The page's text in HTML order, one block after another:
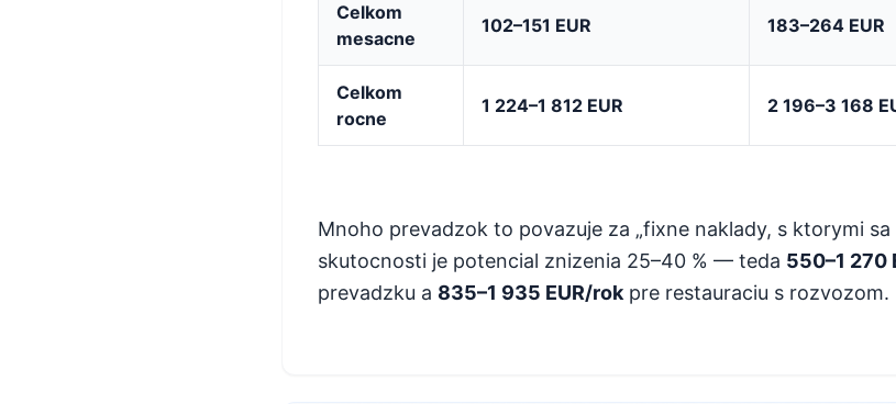
Celkom
mesacne
102–151 EUR 183–264 EUR
Celkom
rocne
1 224–1 812 EUR 2 196–3 168
Mnoho prevadzok to povazuje za „fixne naklady, s ktorymi
skutocnosti je potencial znizenia 25–40 % — teda 550–1 270
prevadzku a 835–1 935 EUR/rok pre restauraciu s rozvozom.